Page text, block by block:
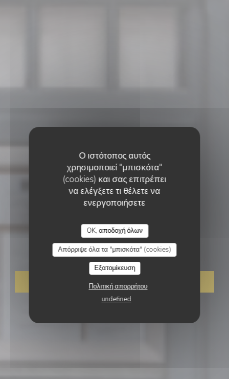
Ο ιστότοπος αυτός
χρησιμοποιεί "μπισκότα"
(cookies) και σας επιτρέπει
να ελέγξετε τι θέλετε να
ενεργοποιήσετε
OK, αποδοχή όλων
Απόρριψε όλα τα "μπισκότα" (cookies)
Εξατομίκευση
Πολιτική απορρήτου
undefined
• TOURS
Le Baccara
ΚΆΝΤΕ ΚΡΆΤΗΣΗ ΤΡΑΠΕΖΙΟΎ